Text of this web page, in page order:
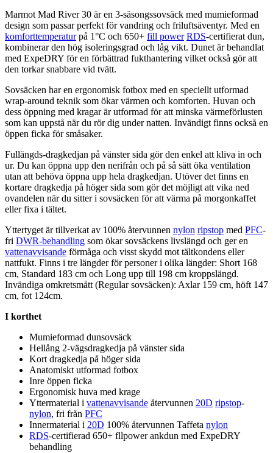
Marmot Mad River 30 är en 3-säsongssovsäck med mumieformad
design som passarperfekt för vandring och friluftsäventyr. Med en
komforttemperaturpå 1°C och 650+ fill power RDS-certifierat dun,
kombinerar den hög isoleringsgrad och låg vikt. Dunet är behandlat
med ExpeDRY för en förbättrad fukthantering vilket också gör att
den torkar snabbare vid tvätt.
Sovsäcken har en ergonomisk fotbox med en speciellt utformad
wrap-around teknik som ökar värmen och komforten. Huvan och
dess öppning med kragar är utformad för att minska värmeförlusten
som kan uppstå när du rör dig under natten. Invändigt finns också en
öppen ficka för småsaker.
Fullängds-dragkedjan på vänster sida gör den enkel att kliva in och
ur. Du kan öppna upp den nerifrån och på så sätt öka ventilation
utan att behöva öppna upp hela dragkedjan. Utöver det finns en
kortare dragkedja på höger sida som gör det möjligt att vika ned
ovandelen när du sitter i sovsäcken för att värma på morgonkaffet
eller fixa i tältet.
Yttertyget är tillverkat av 100% återvunnen nylon ripstop med PFC-
fri DWR-behandling som ökar sovsäckens livslängd och ger en
vattenavvisande förmåga och visst skydd mot tältkondens eller
nattfukt. Finns i tre längder förpersoner i olika längder: Short 168
cm, Standard 183 cm och Long upp till 198 cm kroppslängd.
Invändiga omkretsmått (Regular sovsäcken): Axlar 159 cm, höft 147
cm, fot 124cm.
I korthet
Mumieformad dunsovsäck
Hellång 2-vägsdragkedja på vänster sida
Kort dragkedja på höger sida
Anatomiskt utformad fotbox
Inre öppen ficka
Ergonomisk huva med krage
Yttermaterial i vattenavvisande återvunnen 20D ripstop-
nylon, fri från PFC
Innermaterial i 20D 100% återvunnen Taffeta nylon
RDS-certifierad 650+ fllpower ankdun med ExpeDRY
behandling